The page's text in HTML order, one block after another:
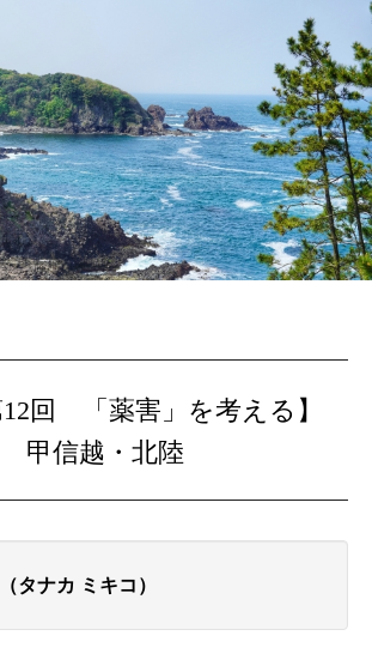
12回 「薬害」を考える】
甲信越・北陸
タナカ ミキコ）